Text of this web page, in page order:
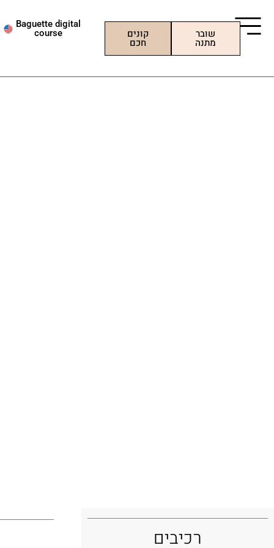
לתוכן
שובר
מתנה
קונים
חכם
Baguette digital
course
רכיבים